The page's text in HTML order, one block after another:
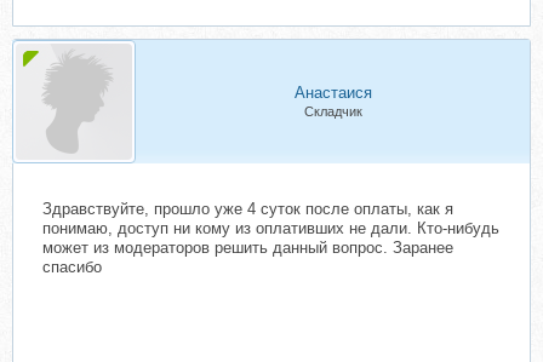
Анастаися
Складчик
Здравствуйте, прошло уже 4 суток после оплаты, как я
понимаю, доступ ни кому из оплативших не дали. Кто-нибудь
может из модераторов решить данный вопрос. Заранее
спасибо